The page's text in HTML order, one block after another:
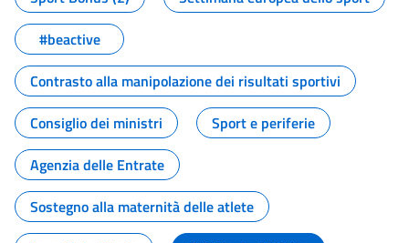
#beactive
Contrasto alla manipolazione dei risultati sportivi
Consiglio dei ministri
Sport e periferie
Agenzia delle Entrate
Sostegno alla maternità delle atlete